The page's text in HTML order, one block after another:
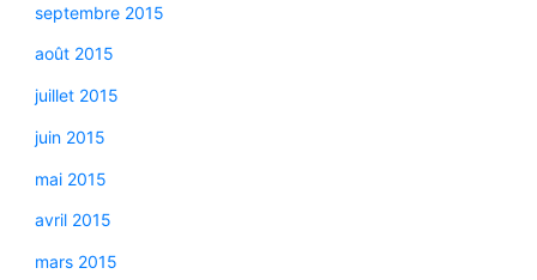
septembre 2015
août 2015
juillet 2015
juin 2015
mai 2015
avril 2015
mars 2015